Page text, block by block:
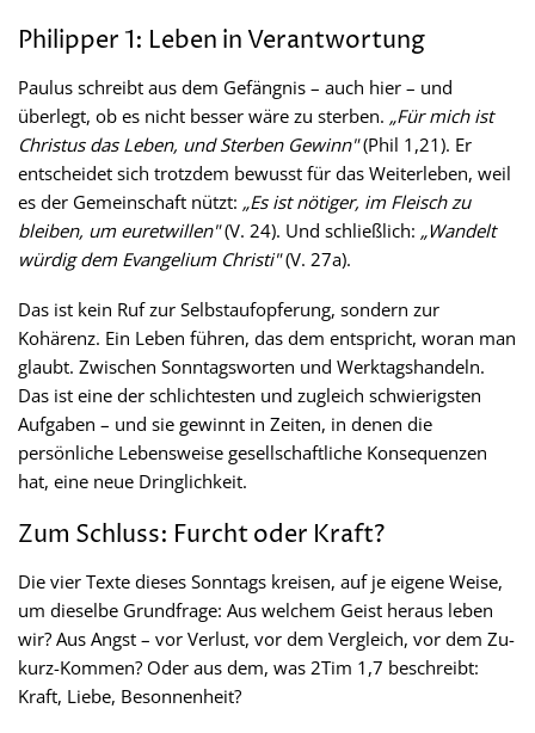
Philipper 1: Leben in Verantwortung
Paulus schreibt aus dem Gefängnis – auch hier – und
überlegt, ob es nicht besser wäre zu sterben. „Für mich ist
Christus das Leben, und Sterben Gewinn"(Phil 1,21). Er
entscheidet sich trotzdem bewusst für das Weiterleben, weil
es der Gemeinschaft nützt: „Es ist nötiger, im Fleisch zu
bleiben, um euretwillen"(V. 24). Und schließlich: „Wandelt
würdig dem Evangelium Christi"(V. 27a).
Das ist kein Ruf zur Selbstaufopferung, sondern zur
Kohärenz. Ein Leben führen, das dem entspricht, woran man
glaubt. Zwischen Sonntagsworten und Werktagshandeln.
Das ist eine der schlichtesten und zugleich schwierigsten
Aufgaben – und sie gewinnt in Zeiten, in denen die
persönliche Lebensweise gesellschaftliche Konsequenzen
hat, eine neue Dringlichkeit.
Zum Schluss: Furcht oder Kraft?
Die vier Texte dieses Sonntags kreisen, auf je eigene Weise,
um dieselbe Grundfrage: Aus welchem Geist heraus leben
wir? Aus Angst – vor Verlust, vor dem Vergleich, vor dem Zu-
kurz-Kommen? Oder aus dem, was 2Tim 1,7 beschreibt:
Kraft, Liebe, Besonnenheit?